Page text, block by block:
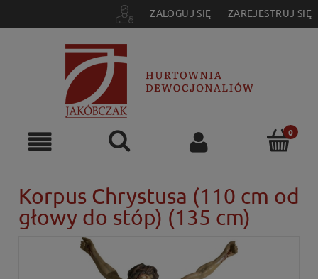
ZALOGUJ SIĘ ZAREJESTRUJ SIĘ
Korpus Chrystusa (110 cm od
głowy do stóp) (135 cm)